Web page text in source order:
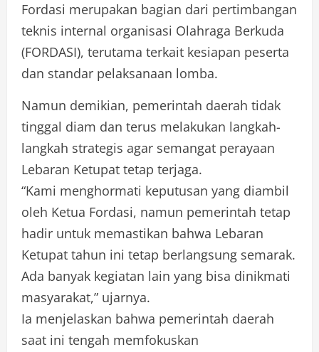
Fordasi merupakan bagian dari pertimbangan
teknis internal organisasi Olahraga Berkuda
(FORDASI), terutama terkait kesiapan peserta
dan standar pelaksanaan lomba.
Namun demikian, pemerintah daerah tidak
tinggal diam dan terus melakukan langkah-
langkah strategis agar semangat perayaan
Lebaran Ketupat tetap terjaga.
“Kami menghormati keputusan yang diambil
oleh Ketua Fordasi, namun pemerintah tetap
hadir untuk memastikan bahwa Lebaran
Ketupat tahun ini tetap berlangsung semarak.
Ada banyak kegiatan lain yang bisa dinikmati
masyarakat,” ujarnya.
Ia menjelaskan bahwa pemerintah daerah
saat ini tengah memfokuskan